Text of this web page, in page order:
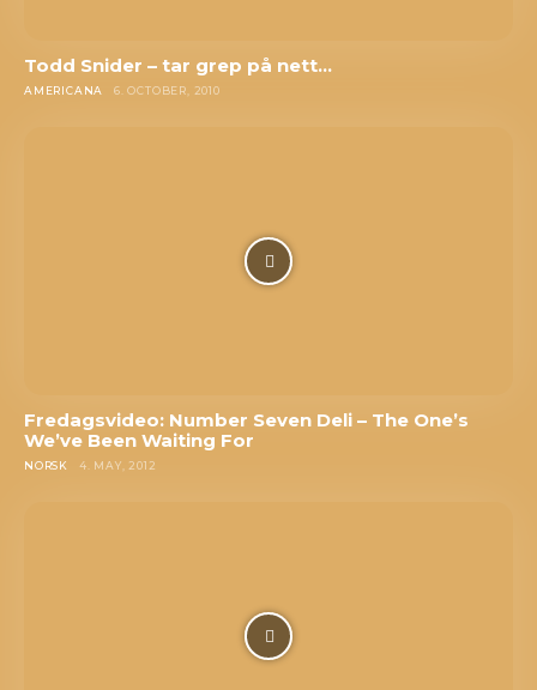
Todd Snider – tar grep på nett…
AMERICANA 6. OCTOBER, 2010
Fredagsvideo: Number Seven Deli – The One’s
We’ve Been Waiting For
NORSK 4. MAY, 2012